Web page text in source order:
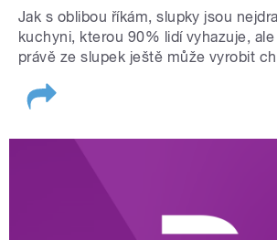
Jak s oblibou říkám, slupky jsou
kuchyni, kterou 90% lidí vyhazuje,
právě ze slupek ještě může vyrobit